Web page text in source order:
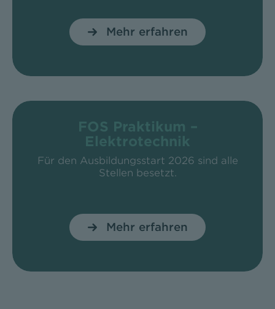
Mehr erfahren
FOS Praktikum –
Elektrotechnik
Für den Ausbildungsstart 2026 sind alle
Stellen besetzt.
Mehr erfahren